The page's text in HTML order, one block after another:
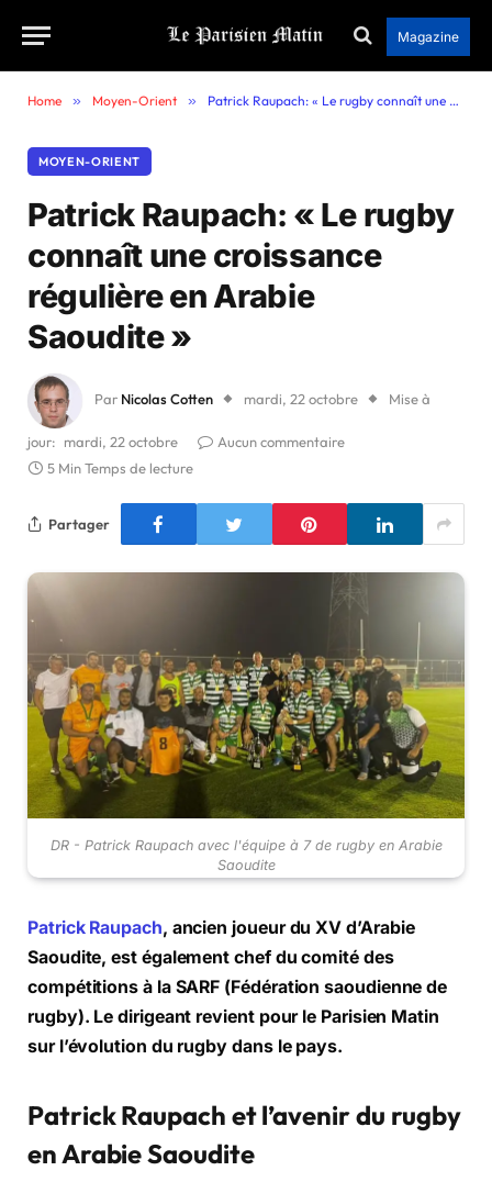
Magazine
Home » Moyen-Orient » Patrick Raupach: « Le rugby connaît une croissance régulière en Arabie Saoudite »
MOYEN-ORIENT
Patrick Raupach: « Le rugby
connaît une croissance
régulière en Arabie
Saoudite »
Par Nicolas Cotten mardi, 22 octobre Mise à
jour: mardi, 22 octobre
Aucun commentaire
5 Min Temps de lecture
Partager
DR - Patrick Raupach avec l'équipe à 7 de rugby en Arabie
Saoudite
Patrick Raupach, ancien joueur du XV d’Arabie
Saoudite, est également chef du comité des
compétitions à la SARF (Fédération saoudienne de
rugby). Le dirigeant revient pour le Parisien Matin
sur l’évolution du rugby dans le pays.
Patrick Raupach et l’avenir du rugby
en Arabie Saoudite